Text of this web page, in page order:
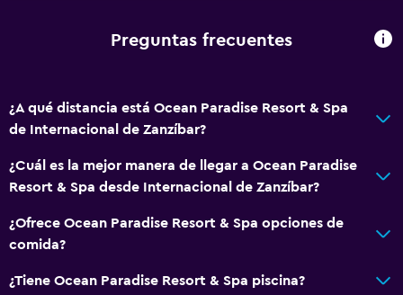
Preguntas frecuentes
¿A qué distancia está Ocean Paradise Resort & Spa
de Internacional de Zanzíbar?
¿Cuál es la mejor manera de llegar a Ocean Paradise
Resort & Spa desde Internacional de Zanzíbar?
¿Ofrece Ocean Paradise Resort & Spa opciones de
comida?
¿Tiene Ocean Paradise Resort & Spa piscina?